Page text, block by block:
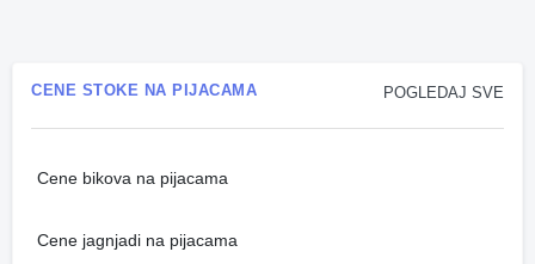
POGLEDAJ SVE
CENE STOKE NA PIJACAMA
Cene bikova na pijacama
Cene jagnjadi na pijacama